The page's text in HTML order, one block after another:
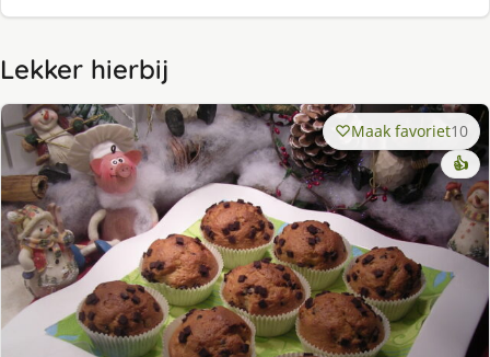
Lekker hierbij
Maak favoriet10
👍